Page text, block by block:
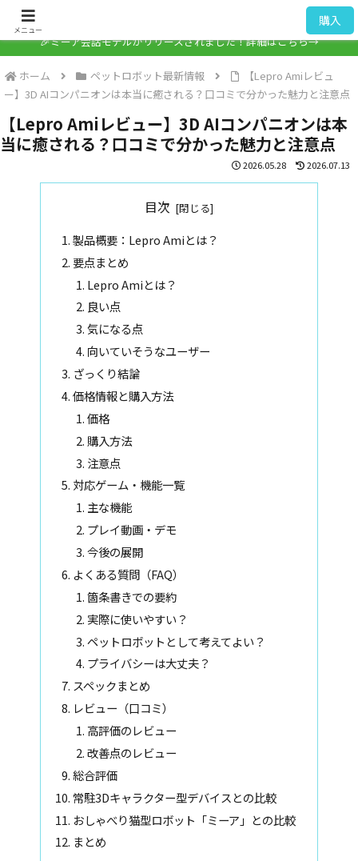
🎉ミーア会話モデルがリリースされました！詳細はこちら→
ホーム ペットロボット最新情報
【Lepro Amiレビュ
ー】3D AIコンパニオンは本当に癒される？口コミで分かった魅力と注意点
【Lepro Amiレビュー】3D AIコンパニオンは本
当に癒される？口コミで分かった魅力と注意点
2026.05.28 2026.07.13
目次
製品概要：Lepro Amiとは？
要点まとめ
Lepro Amiとは？
良い点
気になる点
向いていそうなユーザー
ざっくり結論
価格情報と購入方法
価格
購入方法
注意点
対応ゲーム・機能一覧
主な機能
プレイ動画・デモ
今後の展開
よくある質問（FAQ）
箇条書きでの要約
実際に使いやすい？
ペットロボットとして考えてよい？
プライバシーは大丈夫？
スペックまとめ
レビュー（口コミ）
高評価のレビュー
改善点のレビュー
総合評価
常駐3Dキャラクター型デバイスとの比較
おしゃべり猫型ロボット「ミーア」との比較
まとめ
メニュー
購入